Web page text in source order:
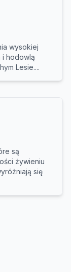
wysokiej
i hodowlą
Lesie....
są
żywieniu
się